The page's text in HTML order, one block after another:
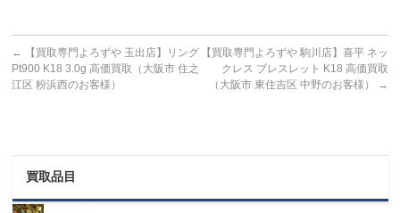
←
【買取専門よろずや 玉出店】リング
Pt900 K18 3.0g 高価買取（大阪市 住之
江区 粉浜西のお客様）
【買取専門よろずや 駒川店】喜平 ネッ
クレス ブレスレット K18 高価買取
（大阪市 東住吉区 中野のお客様）
→
買取品目